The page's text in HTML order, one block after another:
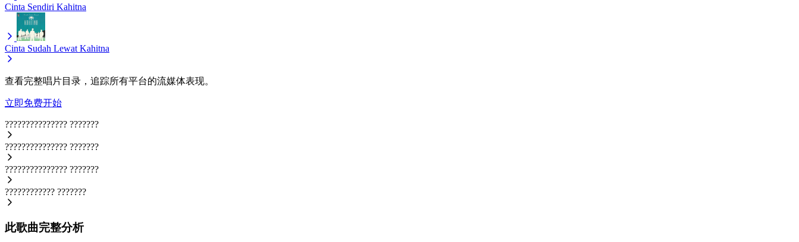
Cinta Sendiri Kahitna
Cinta Sudah Lewat Kahitna
查看完整唱片目录，追踪所有平台的流媒体表现。
立即免费开始
??????????????? ???????
??????????????? ???????
??????????????? ???????
???????????? ???????
此歌曲完整分析